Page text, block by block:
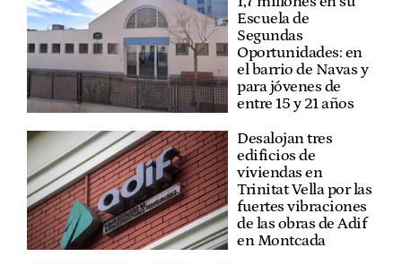
Escuela de
Segundas
Oportunidades: en
el barrio de Navas y
para jóvenes de
entre 15 y 21 años
Desalojan tres
edificios de
viviendas en
Trinitat Vella por las
fuertes vibraciones
de las obras de Adif
en Montcada